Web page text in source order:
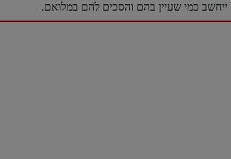
כמי שעיין בהם והסכים להם במלואם.